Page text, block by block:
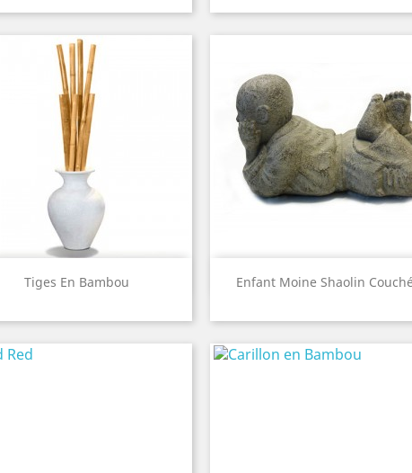
Red
Tiges En Bambou
Aperçu rapide
Enfant Moine Shaolin
Aperçu rapide
Red Bali